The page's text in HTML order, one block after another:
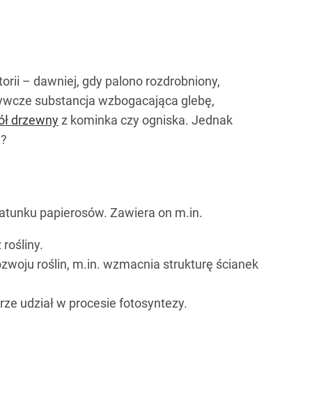
– dawniej, gdy palono rozdrobniony,
substancja wzbogacająca glebę,
drzewnyz kominka czy ogniska. Jednak
papierosów. Zawiera on m.in.
roślin, m.in. wzmacnia strukturę ścianek
udział w procesie fotosyntezy.